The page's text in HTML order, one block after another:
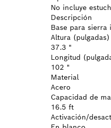
No incluye
Descripción
Base para sierra
Altura (pulgadas)
37.3 "
Longitud
102 "
Material
Acero
Capacidad de
16.5 ft
Activación/